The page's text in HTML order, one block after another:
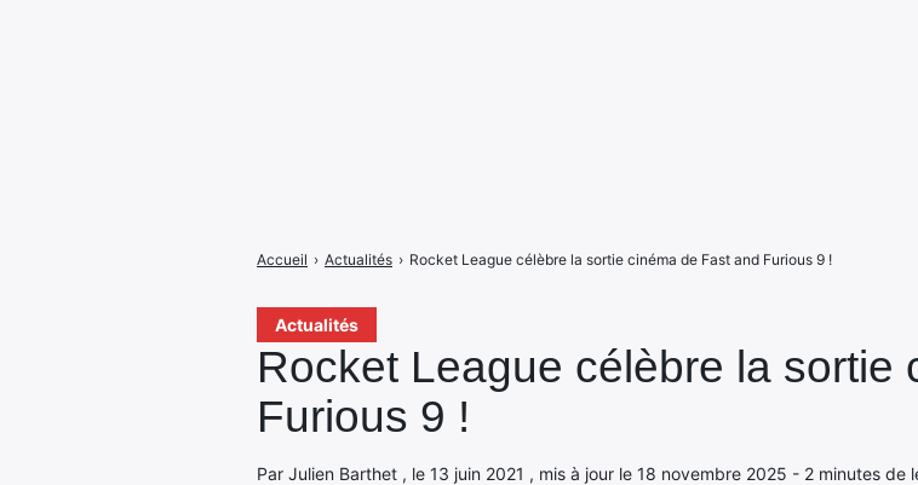
Actualités
Rocket League célèbre la sortie
Furious 9 !
Par Julien Barthet , le 13 juin 2021 , mis à jour le 18 novembre 2025 - 2 minutes de
Accueil › Actualités › Rocket League célèbre la sortie cinéma de Fast and Furious 9 !